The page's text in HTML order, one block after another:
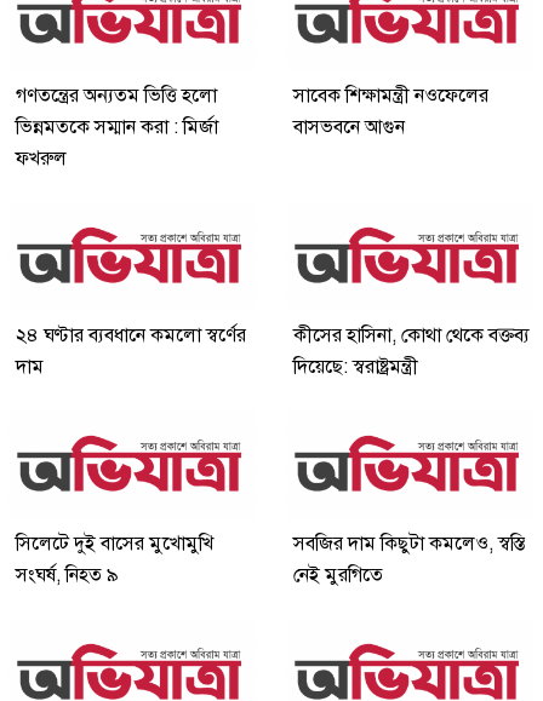
গণতন্ত্রের অন্যতম ভিত্তি হলো
ভিন্নমতকে সম্মান করা : মির্জা
ফখরুল
সাবেক শিক্ষামন্ত্রী নওফেলের
বাসভবনে আগুন
২৪ ঘণ্টার ব্যবধানে কমলো স্বর্ণের
দাম
কীসের হাসিনা, কোথা থেকে বক্তব্য
দিয়েছে: স্বরাষ্ট্রমন্ত্রী
সিলেটে দুই বাসের মুখোমুখি
সংঘর্ষ, নিহত ৯
সবজির দাম কিছুটা কমলেও, স্বস্তি
নেই মুরগিতে